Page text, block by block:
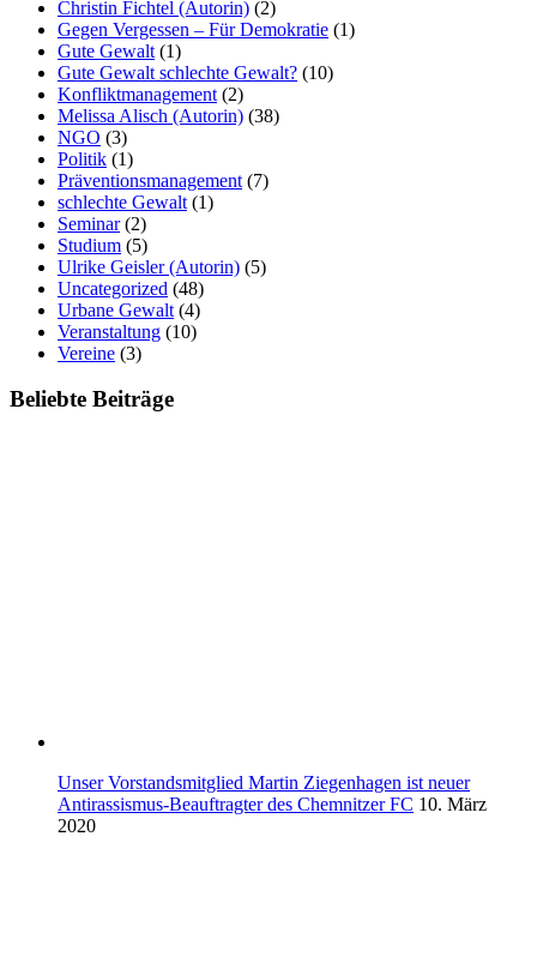
Christin Fichtel (Autorin) (2)
Gegen Vergessen – Für Demokratie (1)
Gute Gewalt (1)
Gute Gewalt schlechte Gewalt? (10)
Konfliktmanagement (2)
Melissa Alisch (Autorin) (38)
NGO (3)
Politik (1)
Präventionsmanagement (7)
schlechte Gewalt (1)
Seminar(2)
Studium (5)
Ulrike Geisler (Autorin) (5)
Uncategorized (48)
Urbane Gewalt (4)
Veranstaltung (10)
Vereine (3)
Beliebte Beiträge
Unser Vorstandsmitglied Martin Ziegenhagen ist neuer
Antirassismus-Beauftragter des Chemnitzer FC 10. März
2020